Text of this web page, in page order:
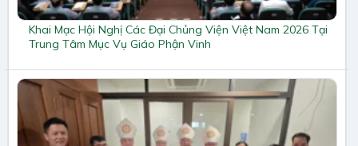
Khai Mạc Hội Nghị Các Đại Chủng Viện Việt Nam 2026 Tại
Trung Tâm Mục Vụ Giáo Phận Vinh